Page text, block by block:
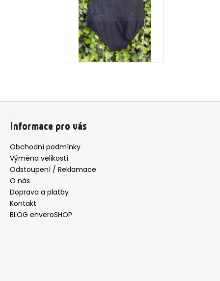
Informace pro vás
Obchodní podmínky
Výměna velikostí
Odstoupení / Reklamace
O nás
Doprava a platby
Kontakt
BLOG enveroSHOP